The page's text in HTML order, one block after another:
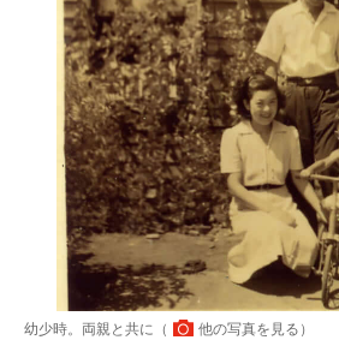
幼少時。両親と共に（ 他の写真を見る ）